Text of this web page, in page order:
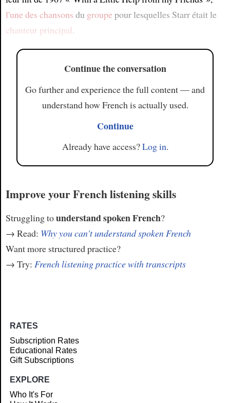
Article
l'une des chansons du groupepour lesquelles Starr était le
chanteur principal.
Continue the conversation
Go further and experience the full content — and
understand how French is actually used.
Continue
Already have access?Log in.
Improve your French listening skills
Struggling tounderstand spoken French?
→ Read: Why you can't understand spoken French
Want more structured practice?
→ Try: French listening practice with transcripts
RATES
Subscription Rates
Educational Rates
Gift Subscriptions
EXPLORE
Who It's For